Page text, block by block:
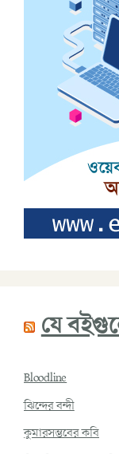
যে
Bloodline
ঝিন্দের বন্দী
কুমারসম্ভবের কবি